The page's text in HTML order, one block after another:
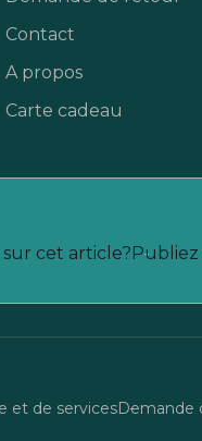
Contact
A propos
Carte cadeau
cet article? Publiez
et de servicesDemande